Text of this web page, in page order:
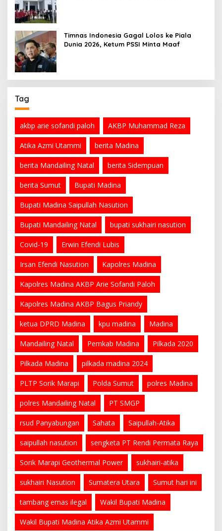
Timnas Indonesia Gagal Lolos ke Piala
Dunia 2026, Ketum PSSI Minta Maaf
Tag
akbp arie sofandi paloh AKBP Muhammad Reza
Atika Azmi Utammi berita Madina
berita Mandailing Natal berita Sidempuan
berita Sumut Bupati Madina
Bupati Madina Saipullah Nasution
Bupati Mandailing Natal bupati sukhairi nasution
Covid-19 Erwin Efendi Lubis
Irsan Efendi Nasution Kapolres Madina
Kapolres Madina AKBP Arie Sofandi Paloh
Kapolres Madina AKBP Bagus Priandy
ketua DPRD Madina kpu madina Madina
Mandailing Natal Pemkab Madina Pilkada 2020
Pilkada Madina pilkada madina 2024
PLTP Sorik Marapi Polda Sumut polres Madina
polres Mandailing Natal PT SMGP
rsud Panyabungan Sahata Saipullah-Atika
saipullah nasution sengketa PT Rendi Permata Raya
Sorik Marapi Geothermal Power sukhairi-atika
sukhairi Nasution Sumatera Utara Sumut hari ini
tambang emas ilegal Wakil Bupati Madina
Wakil Bupati Madina Atika Azmi Utammi